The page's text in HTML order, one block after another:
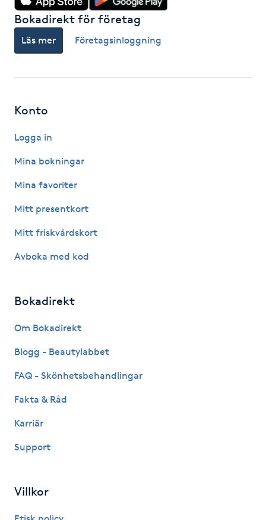
IPL hårborttagning
IR-massage
K18
Kemisk peeling
Keratinbehandling
Kinesisk medicin
Klangmassage
Klippning
Bokadirekt för företag
Läs mer Företagsinloggning
Konto
Logga in
Mina bokningar
Mina favoriter
Mitt presentkort
Mitt friskvårdskort
Avboka med kod
Bokadirekt
Om Bokadirekt
Blogg - Beautylabbet
FAQ - Skönhetsbehandlingar
Fakta & Råd
Karriär
Support
Villkor